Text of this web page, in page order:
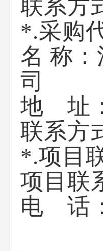
联
*.采购
名 称
地
联
*.项目
项目联
电